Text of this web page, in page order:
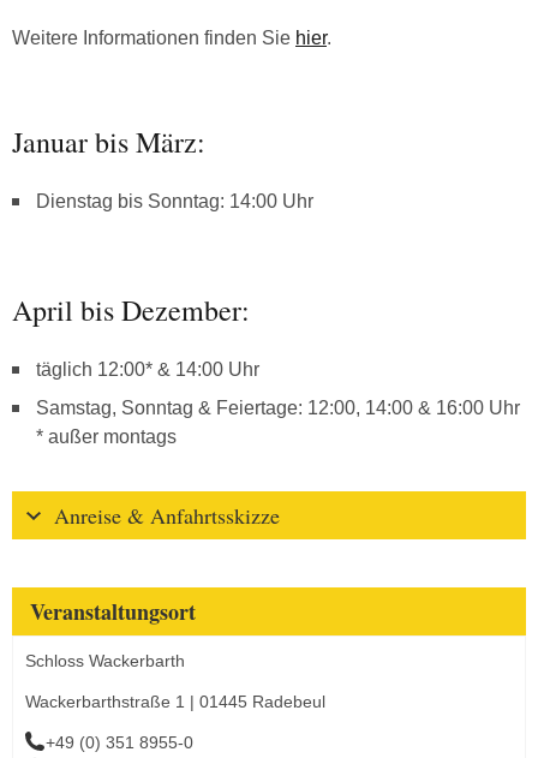
Weitere Informationen finden Sie hier.
Januar bis März:
Dienstag bis Sonntag: 14:00 Uhr
April bis Dezember:
täglich 12:00* & 14:00 Uhr
Samstag, Sonntag & Feiertage: 12:00, 14:00 & 16:00 Uhr
* außer montags
Anreise & Anfahrtsskizze
Veranstaltungsort
Schloss Wackerbarth
Wackerbarthstraße 1 | 01445 Radebeul
+49 (0) 351 8955-0